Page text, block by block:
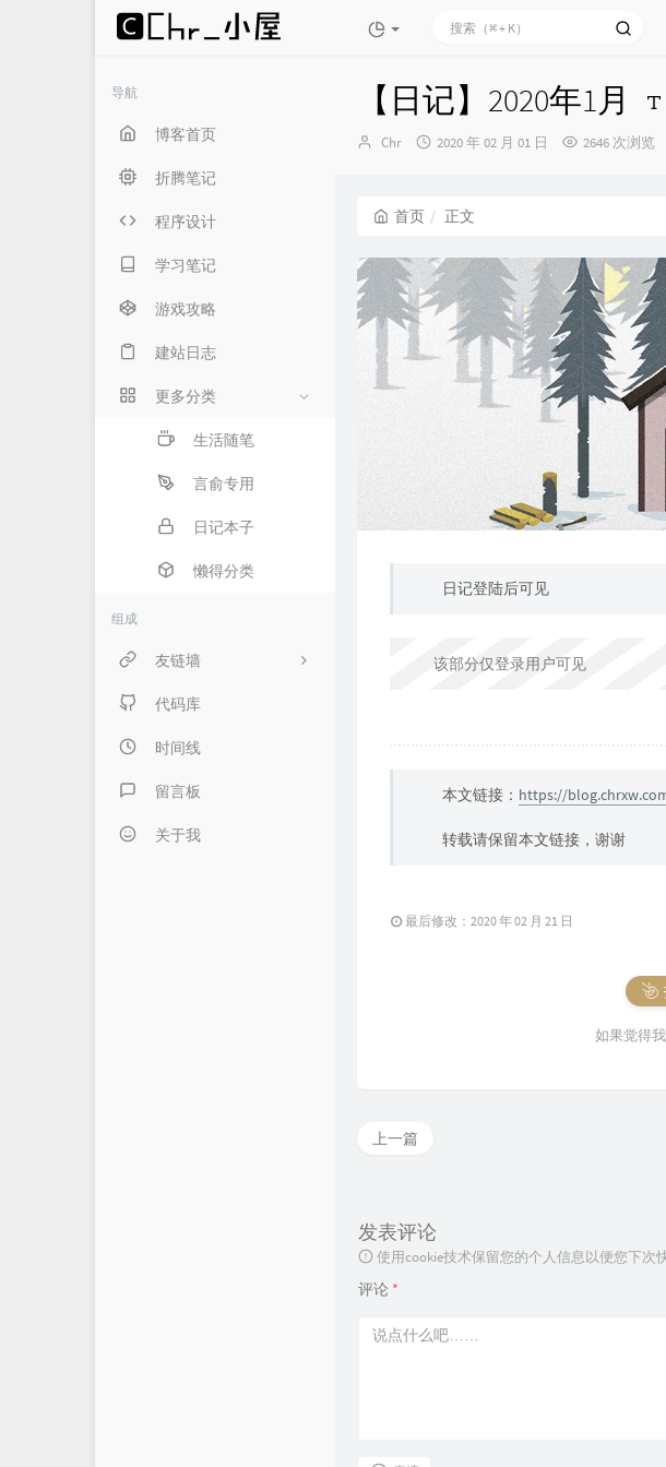
导航
博客首页
折腾笔记
程序设计
学习笔记
游戏攻略
建站日志
更多分类
生活随笔
言俞专用
日记本子
懒得分类
组成
友链墙
内页链接 & 友链申请
FANTASY博客
伍言Blog
Albert's Blog
代码库
时间线
留言板
关于我
【日记】2020年1月
博
Chr
发
2020 年 02 月 01 日 2646 次浏览
首页 正文
日记登陆后可见
该部分仅登录用户可见
本文链接： https://
转载请保留本文链接，谢谢
最后修改：2020 年 02 月 21 日
如果觉得
上一篇
发表评论
使用cookie技术保留您的个人信息以便您下次
评论 *